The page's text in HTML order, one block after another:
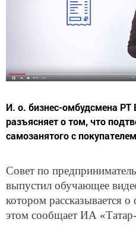
И. о. бизнес-омбудсмена РТ
разъясняет о том, что
самозанятого с
Совет по
выпустил обучающее
котором рассказывается
этом сообщает ИА